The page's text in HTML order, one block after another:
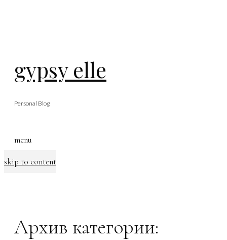
gypsy elle
Personal Blog
menu
skip to content
Архив категории: